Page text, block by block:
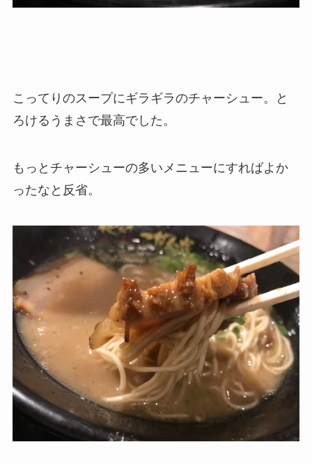
こってりのスープにギラギラのチャーシュー。と
ろけるうまさで最高でした。
もっとチャーシューの多いメニューにすればよか
ったなと反省。